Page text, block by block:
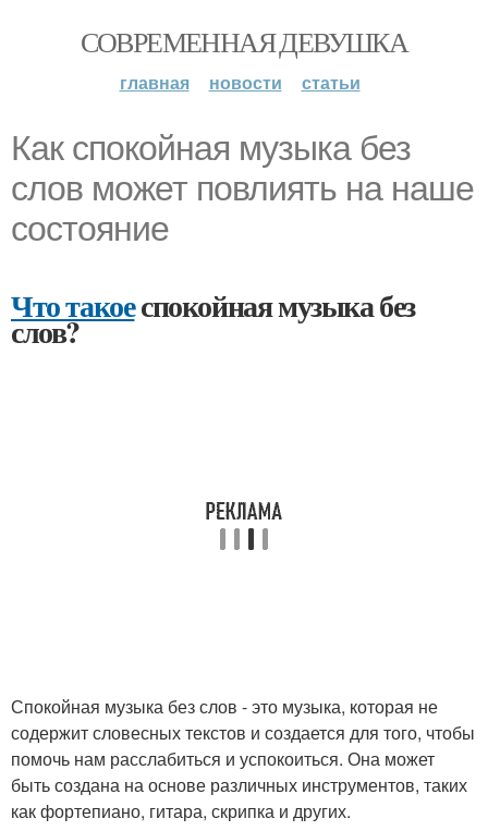
СОВРЕМЕННАЯ ДЕВУШКА
главная новости статьи
Как спокойная музыка без
слов может повлиять на наше
состояние
Что такоеспокойная музыка без
слов?
Спокойная музыка без слов - это музыка, которая не
содержит словесных текстов и создается для того, чтобы
помочь нам расслабиться и успокоиться. Она может
быть создана на основе различных инструментов, таких
как фортепиано, гитара, скрипка и других.